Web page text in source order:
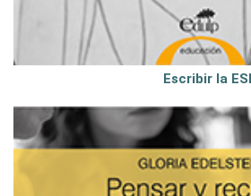
Escribir la ESI